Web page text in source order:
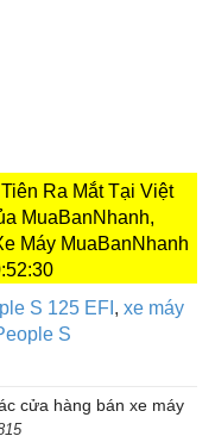
Ra Mắt Tại Việt
MuaBanNhanh,
Máy MuaBanNhanh
S 125 EFI , xe máy
S
cửa hàng bán xe máy